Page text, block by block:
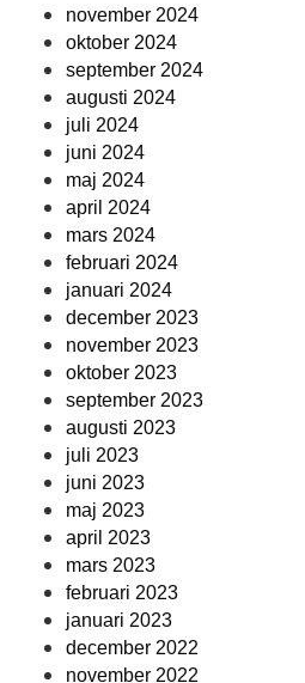
november 2024
oktober 2024
september 2024
augusti 2024
juli 2024
juni 2024
maj 2024
april 2024
mars 2024
februari 2024
januari 2024
december 2023
november 2023
oktober 2023
september 2023
augusti 2023
juli 2023
juni 2023
maj 2023
april 2023
mars 2023
februari 2023
januari 2023
december 2022
november 2022